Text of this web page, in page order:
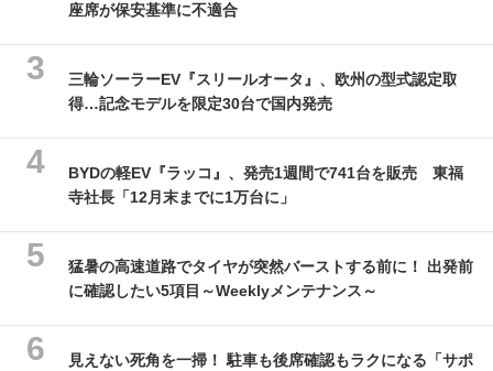
座席が保安基準に不適合
三輪ソーラーEV『スリールオータ』、欧州の型式認定取
得…記念モデルを限定30台で国内発売
BYDの軽EV『ラッコ』、発売1週間で741台を販売 東福
寺社長「12月末までに1万台に」
猛暑の高速道路でタイヤが突然バーストする前に！ 出発前
に確認したい5項目～Weeklyメンテナンス～
見えない死角を一掃！ 駐車も後席確認もラクになる「サポ